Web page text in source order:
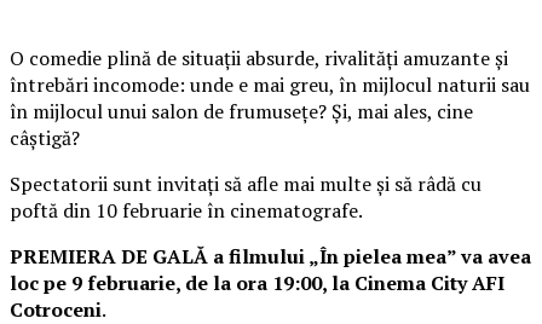
O comedie plină de situații absurde, rivalități amuzante și
întrebări incomode: unde e mai greu, în mijlocul naturii sau
în mijlocul unui salon de frumusețe? Și, mai ales, cine
câștigă?
Spectatorii sunt invitați să afle mai multe și să râdă cu
poftă din 10 februarie în cinematografe.
PREMIERA DE GALĂ a filmului „În pielea mea” va avea
loc pe 9 februarie, de la ora 19:00, la Cinema City AFI
Cotroceni.